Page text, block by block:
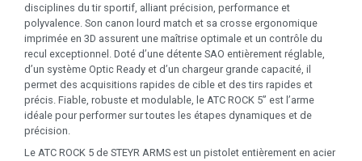
disciplines du tir sportif, alliant précision, performance et
polyvalence. Son canon lourd match et sa crosse ergonomique
imprimée en 3D assurent une maîtrise optimale et un contrôle du
recul exceptionnel. Doté d’une détente SAO entièrement réglable,
d’un système Optic Ready et d’un chargeur grande capacité, il
permet des acquisitions rapides de cible et des tirs rapides et
précis. Fiable, robuste et modulable, le ATC ROCK 5” est l’arme
idéale pour performer sur toutes les étapes dynamiques et de
précision.
Le ATC ROCK 5 de STEYR ARMS est un pistolet entièrement en acier